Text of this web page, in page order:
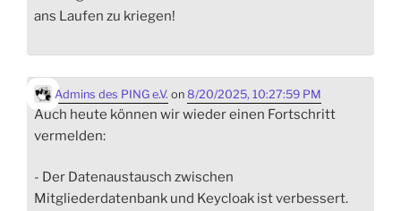
ans Laufen zu kriegen!
Admins des PING e.V. on 8/20/2025, 10:27:59 PM
Auch heute können wir wieder einen Fortschritt
vermelden:
- Der Datenaustausch zwischen
Mitgliederdatenbank und Keycloak ist verbessert.